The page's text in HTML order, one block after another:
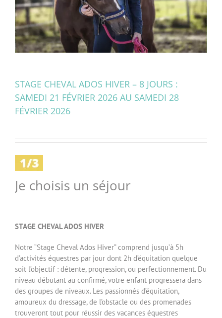
STAGE CHEVAL ADOS HIVER – 8 JOURS :
SAMEDI 21 FÉVRIER 2026 AU SAMEDI 28
FÉVRIER 2026
Je choisis un séjour
STAGE CHEVAL ADOS HIVER
Notre “Stage Cheval Ados Hiver” comprend jusqu’à 5h
d’activités équestres par jour dont 2h d’équitation quelque
soit l’objectif : détente, progression, ou perfectionnement. Du
niveau débutant au confirmé, votre enfant progressera dans
des groupes de niveaux. Les passionnés d’équitation,
amoureux du dressage, de l’obstacle ou des promenades
trouveront tout pour réussir des vacances équestres